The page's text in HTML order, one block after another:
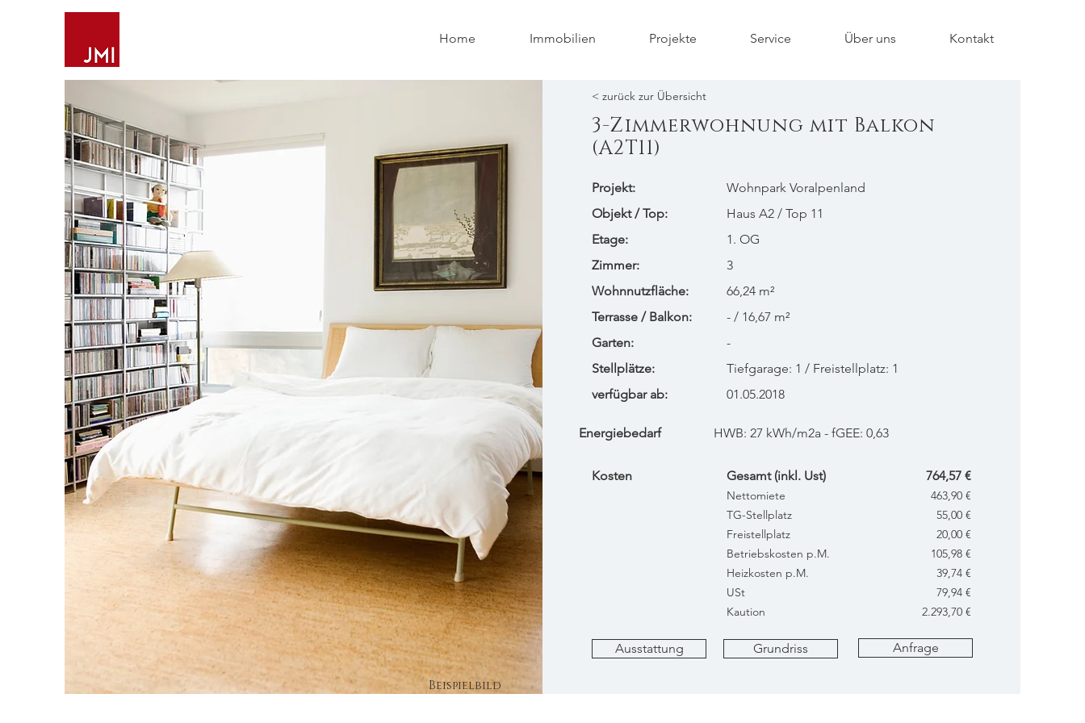
Home Immobilien Projekte Service Über uns Kontakt
Beispielbild
3-Zimmerwohnung mit Balkon
(A2T11)
< zurück zur Übersicht
Projekt:
​Objekt / Top:
Etage:
Zimmer:
Wohnnutzfläche:
Terrasse / Balkon:
Garten:
Stellplätze:
verfügbar ab:
Wohnpark Voralpenland
Haus A2 / Top 11
1. OG
3
66,24 m²
- / 16,67 m²
-
Tiefgarage: 1 / Freistellplatz: 1
01.05.2018
Kosten Gesamt (inkl. Ust)
Nettomiete
TG-Stellplatz
Freistellplatz
Betriebskosten p.M.
Heizkosten p.M.
USt
Kaution
764,57 €
463,90 €
55,00 €
20,00 €
105,98 €
39,74 €
79,94 €
2.293,70 €
Ausstattung Anfrage
Grundriss
Energiebedarf HWB: 27 kWh/m2a - fGEE: 0,63